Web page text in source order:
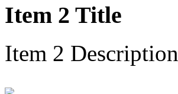
Item 2 Title
Item 2 Description